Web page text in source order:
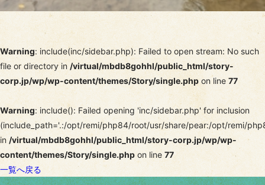
Warning: include(inc/sidebar.php): Failed to open stream: No such
file or directory in /virtual/mbdb8gohhl/public_html/story-
corp.jp/wp/wp-content/themes/Story/single.php on line 77
Warning: include(): Failed opening 'inc/sidebar.php' for inclusion
(include_path='.:/opt/remi/php84/root/usr/share/pear:/opt/remi/
in /virtual/mbdb8gohhl/public_html/story-corp.jp/wp/wp-
content/themes/Story/single.phpon line 77
一覧へ戻る